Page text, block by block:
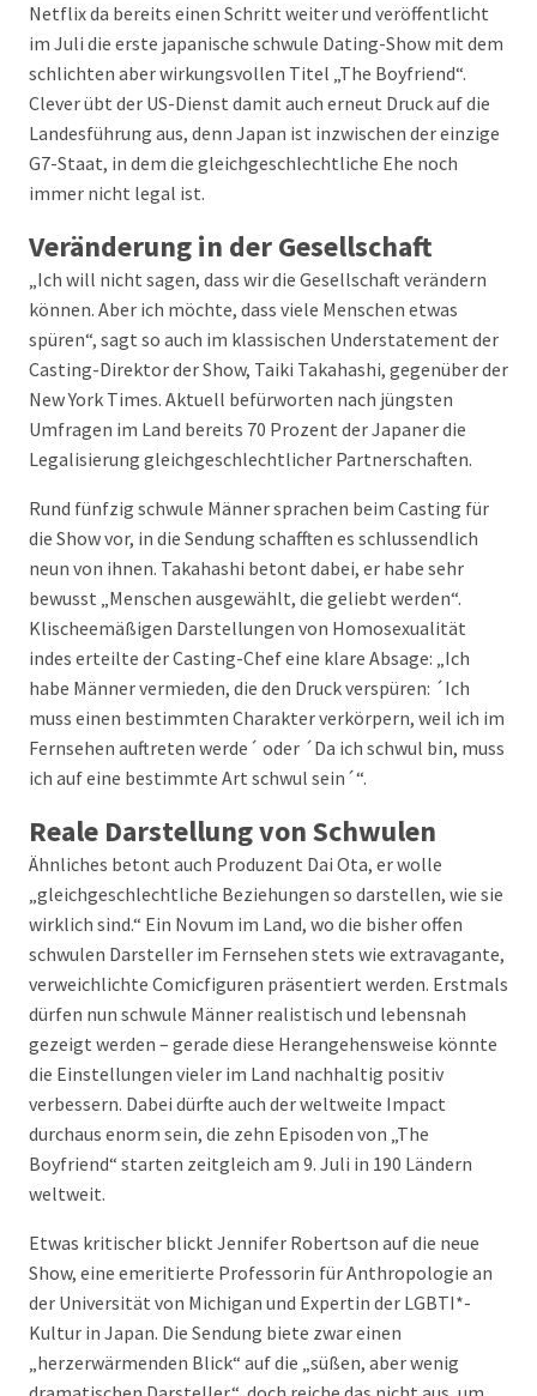
Netflix da bereits einen Schritt weiter und veröffentlicht
im Juli die erste japanische schwule Dating-Show mit dem
schlichten aber wirkungsvollen Titel „The Boyfriend“.
Clever übt der US-Dienst damit auch erneut Druck auf die
Landesführung aus, denn Japan ist inzwischen der einzige
G7-Staat, in dem die gleichgeschlechtliche Ehe noch
immer nicht legal ist.
Veränderung in der Gesellschaft
„Ich will nicht sagen, dass wir die Gesellschaft verändern
können. Aber ich möchte, dass viele Menschen etwas
spüren“, sagt so auch im klassischen Understatement der
Casting-Direktor der Show, Taiki Takahashi, gegenüber der
New York Times. Aktuell befürworten nach jüngsten
Umfragen im Land bereits 70 Prozent der Japaner die
Legalisierung gleichgeschlechtlicher Partnerschaften.
Rund fünfzig schwule Männer sprachen beim Casting für
die Show vor, in die Sendung schafften es schlussendlich
neun von ihnen. Takahashi betont dabei, er habe sehr
bewusst „Menschen ausgewählt, die geliebt werden“.
Klischeemäßigen Darstellungen von Homosexualität
indes erteilte der Casting-Chef eine klare Absage: „Ich
habe Männer vermieden, die den Druck verspüren: ´Ich
muss einen bestimmten Charakter verkörpern, weil ich im
Fernsehen auftreten werde´ oder ´Da ich schwul bin, muss
ich auf eine bestimmte Art schwul sein´“.
Reale Darstellung von Schwulen
Ähnliches betont auch Produzent Dai Ota, er wolle
„gleichgeschlechtliche Beziehungen so darstellen, wie sie
wirklich sind.“ Ein Novum im Land, wo die bisher offen
schwulen Darsteller im Fernsehen stets wie extravagante,
verweichlichte Comicfiguren präsentiert werden. Erstmals
dürfen nun schwule Männer realistisch und lebensnah
gezeigt werden – gerade diese Herangehensweise könnte
die Einstellungen vieler im Land nachhaltig positiv
verbessern. Dabei dürfte auch der weltweite Impact
durchaus enorm sein, die zehn Episoden von „The
Boyfriend“ starten zeitgleich am 9. Juli in 190 Ländern
weltweit.
Etwas kritischer blickt Jennifer Robertson auf die neue
Show, eine emeritierte Professorin für Anthropologie an
der Universität von Michigan und Expertin der LGBTI*-
Kultur in Japan. Die Sendung biete zwar einen
„herzerwärmenden Blick“ auf die „süßen, aber wenig